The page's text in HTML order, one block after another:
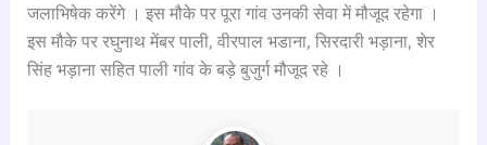
जलाभिषेक करेंगे । इस मौके पर पूरा गांव उनकी सेवा में मौजूद रहेगा ।
इस मौके पर रघुनाथ मेंबर पाली, वीरपाल भडाना, सिरदारी भड़ाना, शेर
सिंह भड़ाना सहित पाली गांव के बड़े बुजुर्ग मौजूद रहे ।